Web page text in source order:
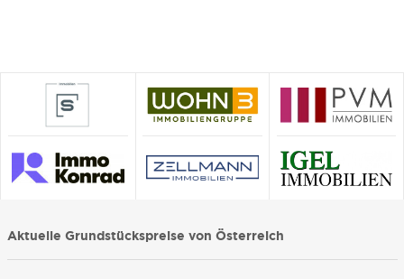
Aktuelle Grundstückspreise von Österreich